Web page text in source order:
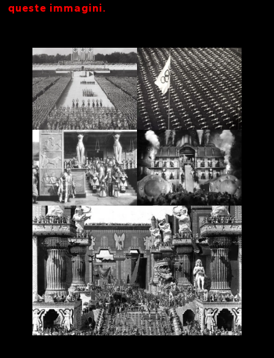
queste immagini.